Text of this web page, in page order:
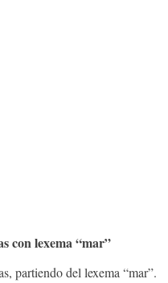
con lexema “mar”
partiendo del lexema “mar”.